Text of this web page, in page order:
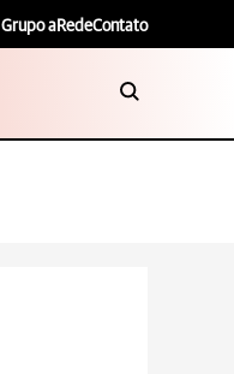
Grupo aRedeContato